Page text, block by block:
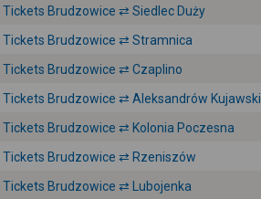
Tickets Brudzowice ⇄ Siedlec Duży
Tickets Brudzowice ⇄ Stramnica
Tickets Brudzowice ⇄ Czaplino
Tickets Brudzowice ⇄ Aleksandrów Kujawski
Tickets Brudzowice ⇄ Kolonia Poczesna
Tickets Brudzowice ⇄ Rzeniszów
Tickets Brudzowice ⇄ Lubojenka